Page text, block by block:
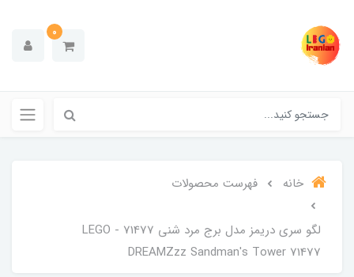
0
خانه فهرست محصولات
لگو سری دریمز مدل برج مرد شنی 71477 - LEGO
DREAMZzz Sandman's Tower 71477